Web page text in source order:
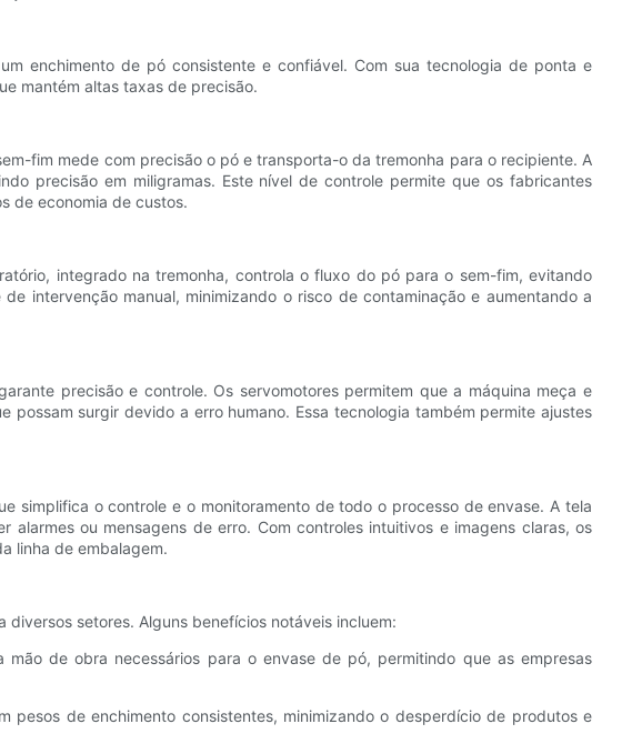
enchimento de pó consistente e confiável. Com sua tecnologia de ponta e
mantém altas taxas de precisão.
fim mede com precisão o pó e transporta-o da tremonha para o recipiente. A
precisão em miligramas. Este nível de controle permite que os fabricantes
de economia de custos.
integrado na tremonha, controla o fluxo do pó para o sem-fim, evitando
intervenção manual, minimizando o risco de contaminação e aumentando a
precisão e controle. Os servomotores permitem que a máquina meça e
surgir devido a erro humano. Essa tecnologia também permite ajustes
simplifica o controle e o monitoramento de todo o processo de envase. A tela
ou mensagens de erro. Com controles intuitivos e imagens claras, os
linha de embalagem.
setores. Alguns benefícios notáveis ​​incluem:
de obra necessários para o envase de pó, permitindo que as empresas
de enchimento consistentes, minimizando o desperdício de produtos e